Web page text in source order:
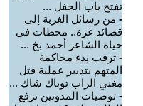
تفتح باب الحفل ...
- من رسائل الغربة إلى
قصائد غزة.. محطات في
حياة الشاعر أحمد بخ ...
- ترقب بدء محاكمة
المتهم بتدبير عملية قتل
مغني الراب توباك شاك ...
- توصيات المدونين ترفع